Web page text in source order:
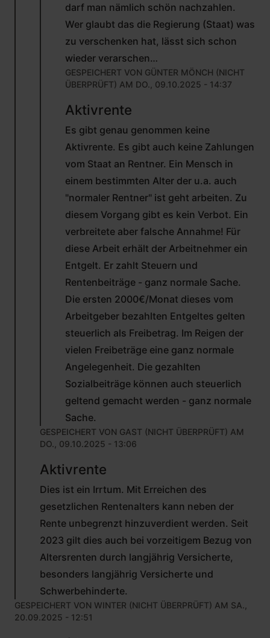
darf man nämlich schön nachzahlen.
Wer glaubt das die Regierung (Staat) was
zu verschenken hat, lässt sich schon
wieder verarschen…
GESPEICHERT VON GÜNTER MÖNCH (NICHT
ÜBERPRÜFT) AM DO., 09.10.2025 - 14:37
AUF
WOLFGANG
STANDT
ÜBERPRÜFT)
Aktivrente
Es gibt genau genommen keine
Aktivrente. Es gibt auch keine Zahlungen
vom Staat an Rentner. Ein Mensch in
einem bestimmten Alter der u.a. auch
"normaler Rentner" ist geht arbeiten. Zu
diesem Vorgang gibt es kein Verbot. Ein
verbreitete aber falsche Annahme! Für
diese Arbeit erhält der Arbeitnehmer ein
Entgelt. Er zahlt Steuern und
Rentenbeiträge - ganz normale Sache.
Die ersten 2000€/Monat dieses vom
Arbeitgeber bezahlten Entgeltes gelten
steuerlich als Freibetrag. Im Reigen der
vielen Freibeträge eine ganz normale
Angelegenheit. Die gezahlten
Sozialbeiträge können auch steuerlich
geltend gemacht werden - ganz normale
Sache.
GESPEICHERT VON GAST (NICHT ÜBERPRÜFT) AM
DO., 09.10.2025 - 13:06
AUF
RAINER
SCHORN
ÜBERPRÜFT)
Aktivrente
Dies ist ein Irrtum. Mit Erreichen des
gesetzlichen Rentenalters kann neben der
Rente unbegrenzt hinzuverdient werden. Seit
2023 gilt dies auch bei vorzeitigem Bezug von
Altersrenten durch langjährig Versicherte,
besonders langjährig Versicherte und
Schwerbehinderte.
GESPEICHERT VON WINTER (NICHT ÜBERPRÜFT) AM SA.,
20.09.2025 - 12:51